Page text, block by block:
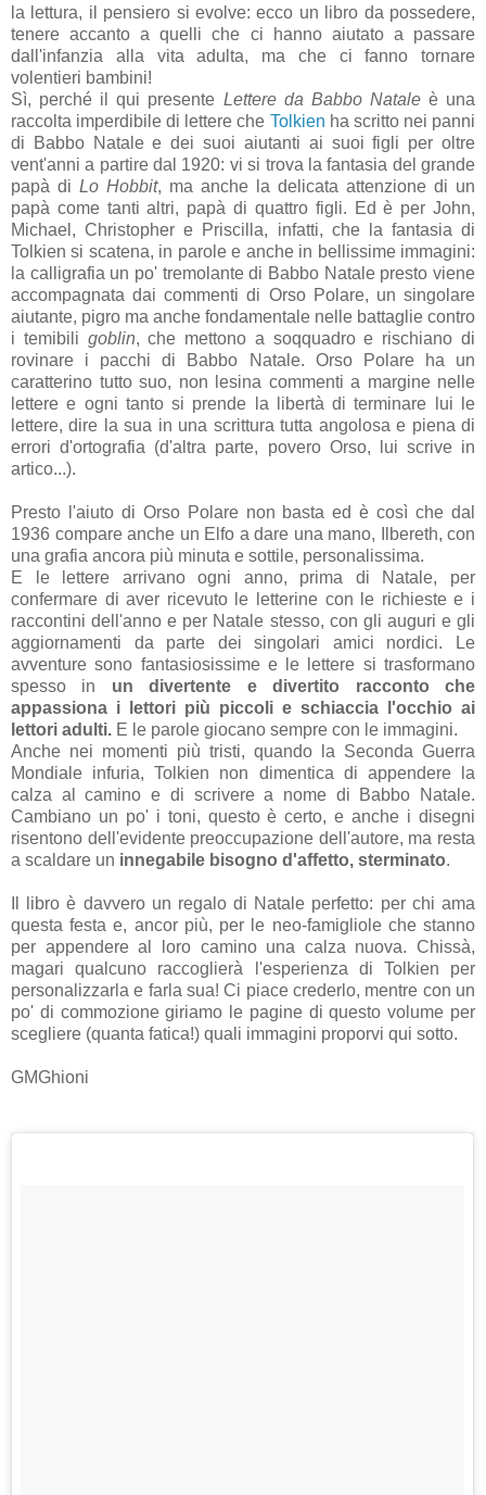
la lettura, il pensiero si evolve: ecco un libro da possedere,
tenere accanto a quelli che ci hanno aiutato a passare
dall'infanzia alla vita adulta, ma che ci fanno tornare
volentieri bambini!
Sì, perché il qui presente Lettere da Babbo Nataleè una
raccolta imperdibile di lettere che Tolkien ha scritto nei panni
di Babbo Natale e dei suoi aiutanti ai suoi figli per oltre
vent'anni a partire dal 1920: vi si trova la fantasia del grande
papà di Lo Hobbit, ma anche la delicata attenzione di un
papà come tanti altri, papà di quattro figli. Ed è per John,
Michael, Christopher e Priscilla, infatti, che la fantasia di
Tolkien si scatena, in parole e anche in bellissime immagini:
la calligrafia un po' tremolante di Babbo Natale presto viene
accompagnata dai commenti di Orso Polare, un singolare
aiutante, pigro ma anche fondamentale nelle battaglie contro
i temibili goblin, che mettono a soqquadro e rischiano di
rovinare i pacchi di Babbo Natale. Orso Polare ha un
caratterino tutto suo, non lesina commenti a margine nelle
lettere e ogni tanto si prende la libertà di terminare lui le
lettere, dire la sua in una scrittura tutta angolosa e piena di
errori d'ortografia (d'altra parte, povero Orso, lui scrive in
artico...).
Presto l'aiuto di Orso Polare non basta ed è così che dal
1936 compare anche un Elfo a dare una mano, Ilbereth, con
una grafia ancora più minuta e sottile, personalissima.
E le lettere arrivano ogni anno, prima di Natale, per
confermare di aver ricevuto le letterine con le richieste e i
raccontini dell'anno e per Natale stesso, con gli auguri e gli
aggiornamenti da parte dei singolari amici nordici. Le
avventure sono fantasiosissime e le lettere si trasformano
spesso in un divertente e divertito racconto che
appassiona i lettori più piccoli e schiaccia l'occhio ai
lettori adulti. E le parole giocano sempre con le immagini.
Anche nei momenti più tristi, quando la Seconda Guerra
Mondiale infuria, Tolkien non dimentica di appendere la
calza al camino e di scrivere a nome di Babbo Natale.
Cambiano un po' i toni, questo è certo, e anche i disegni
risentono dell'evidente preoccupazione dell'autore, ma resta
a scaldare un innegabile bisogno d'affetto, sterminato.
Il libro è davvero un regalo di Natale perfetto: per chi ama
questa festa e, ancor più, per le neo-famigliole che stanno
per appendere al loro camino una calza nuova. Chissà,
magari qualcuno raccoglierà l'esperienza di Tolkien per
personalizzarla e farla sua! Ci piace crederlo, mentre con un
po' di commozione giriamo le pagine di questo volume per
scegliere (quanta fatica!) quali immagini proporvi qui sotto.
GMGhioni